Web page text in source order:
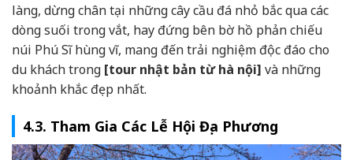
làng, dừng chân tại những cây cầu đá nhỏ bắc qua các
dòng suối trong vắt, hay đứng bên bờ hồ phản chiếu
núi Phú Sĩ hùng vĩ, mang đến trải nghiệm độc đáo cho
du khách trong [tour nhật bản từ hà nội] và những
khoảnh khắc đẹp nhất.
4.3. Tham Gia Các Lễ Hội Địa Phương